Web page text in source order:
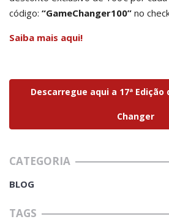
código: “GameChanger100” no
Saiba mais aqui!
Descarregue aqui a 17ª Edição
Changer
CATEGORIA
BLOG
TAGS